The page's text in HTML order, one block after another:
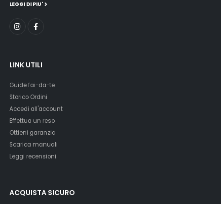
LEGGI DI PIU'
LINK UTILI
Guide fai-da-te
Storico Ordini
Accedi all'account
Effettua un reso
Ottieni garanzia
Scarica manuali
Leggi recensioni
ACQUISTA SICURO